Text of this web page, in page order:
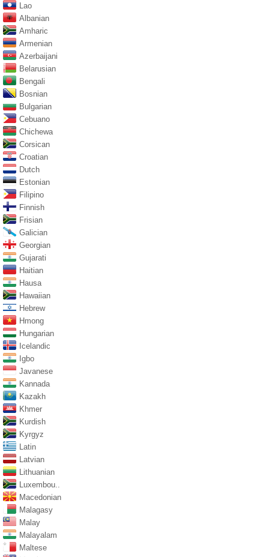
Lao
Albanian
Amharic
Armenian
Azerbaijani
Belarusian
Bengali
Bosnian
Bulgarian
Cebuano
Chichewa
Corsican
Croatian
Dutch
Estonian
Filipino
Finnish
Frisian
Galician
Georgian
Gujarati
Haitian
Hausa
Hawaiian
Hebrew
Hmong
Hungarian
Icelandic
Igbo
Javanese
Kannada
Kazakh
Khmer
Kurdish
Kyrgyz
Latin
Latvian
Lithuanian
Luxembou..
Macedonian
Malagasy
Malay
Malayalam
Maltese